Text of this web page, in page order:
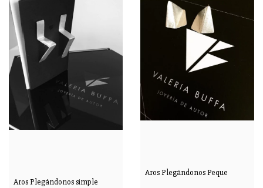
Aros Plegándonos simple
Aros Plegándonos Peque